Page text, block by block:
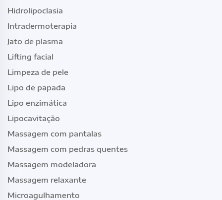
Hidrolipoclasia
Intradermoterapia
Jato de plasma
Lifting facial
Limpeza de pele
Lipo de papada
Lipo enzimática
Lipocavitação
Massagem com pantalas
Massagem com pedras quentes
Massagem modeladora
Massagem relaxante
Microagulhamento